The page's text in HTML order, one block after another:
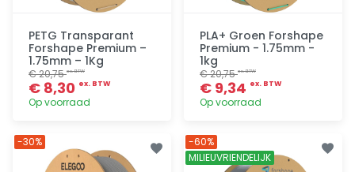
PETG Transparant
Forshape Premium –
1.75mm – 1Kg
€ 20,75ex. BTW
€ 8,30 ex. BTW
Op voorraad
PLA+ Groen Forshape
Premium - 1.75mm -
1kg
€ 20,75ex. BTW
€ 9,34 ex. BTW
Op voorraad
-30%
-60%
MILIEUVRIENDELIJK